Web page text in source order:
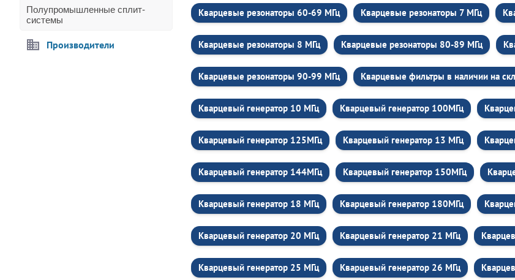
Полупромышленные сплит-
системы
Производители
Кварцевые резонаторы 60-69 МГц Кварцевые резонаторы 7 МГц
Кварцевые резонаторы 8 МГц Кварцевые резонаторы 80-89 МГц
Кварцевые резонаторы 90-99 МГц Кварцевые фильтры в наличии на
Кварцевый генератор 10 МГц Кварцевый генератор 100МГц
Кварцевый генератор 125МГц Кварцевый генератор 13 МГц
Кварцевый генератор 144МГц Кварцевый генератор 150МГц
Кварцевый генератор 18 МГц Кварцевый генератор 180МГц
Кварцевый генератор 20 МГц Кварцевый генератор 21 МГц
Кварцевый генератор 25 МГц Кварцевый генератор 26 МГц